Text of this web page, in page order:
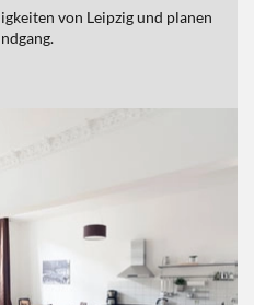
von Leipzig und planen